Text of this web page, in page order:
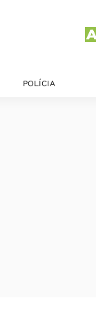
POLÍCIA